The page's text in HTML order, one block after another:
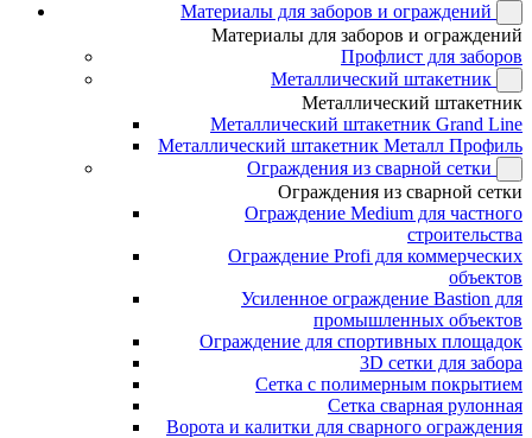
Материалы для заборов и ограждений
Материалы для заборов и ограждений
Профлист для заборов
Металлический штакетник
Металлический штакетник
Металлический штакетник Grand Line
Металлический штакетник Металл Профиль
Ограждения из сварной сетки
Ограждения из сварной сетки
Ограждение Medium для частного
строительства
Ограждение Profi для коммерческих
объектов
Усиленное ограждение Bastion для
промышленных объектов
Ограждение для спортивных площадок
3D сетки для забора
Сетка с полимерным покрытием
Сетка сварная рулонная
Ворота и калитки для сварного ограждения